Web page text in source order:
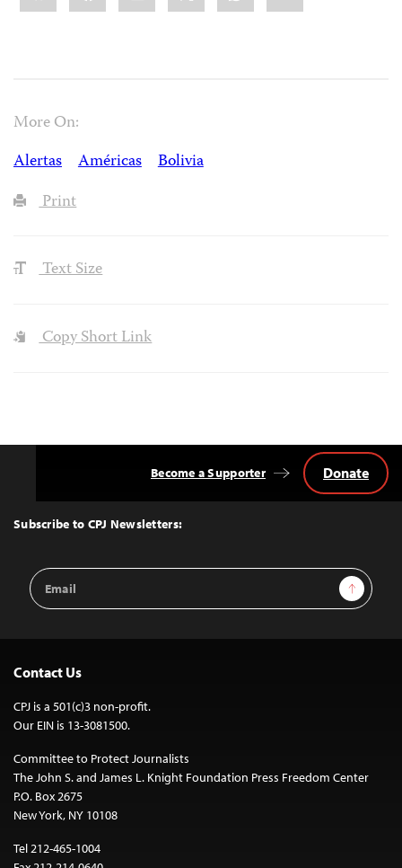
More On:
Alertas
Américas
Bolivia
Print
Text Size
Copy Short Link
Top
Subscribe to CPJ Newsletters:
Email
Address
Sign Up
Become a Supporter Donate
Contact Us
CPJ is a 501(c)3 non-profit.
Our EIN is 13-3081500.
Committee to Protect Journalists
The John S. and James L. Knight Foundation Press Freedom Center
P.O. Box 2675
New York, NY 10108
Tel 212-465-1004